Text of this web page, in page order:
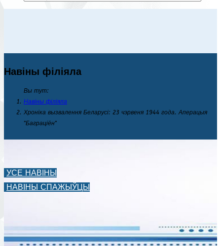
Навіны філіяла
Вы тут:
Навіны філіяла
Хроніка вызвалення Беларусі: 23 чэрвеня 1944 года. Аперацыя
"Баграціён"
УСЕ НАВІНЫ
НАВІНЫ СПАЖЫЎЦЫ